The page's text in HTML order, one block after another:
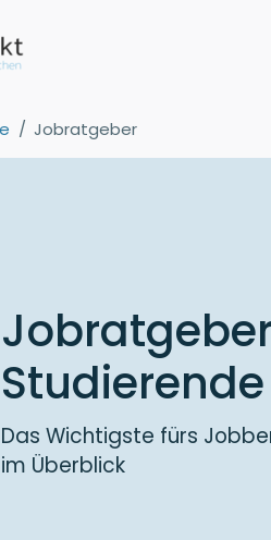
Jobratgeber
Studierende
Das Wichtigste fürs
im Überblick